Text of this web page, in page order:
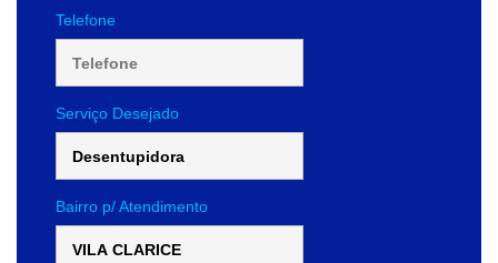
Telefone
Serviço Desejado
Bairro p/ Atendimento